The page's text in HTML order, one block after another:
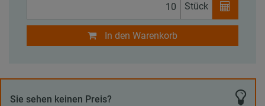
Stück
In den Warenkorb
Sie sehen keinen Preis?